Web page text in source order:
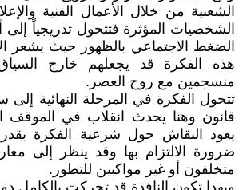
الشعبية من خلال الأعمال الفنية
الشخصيات المؤثرة فتتحول تدريجياً إلى
الضغط الاجتماعي بالظهور حيث يشعر
هذه الفكرة قد يجعلهم خارج
منسجمين مع روح العصر.
تتحول الفكرة في المرحلة النهائية
قانون وهنا يحدث انقلاب في الموقف
يعود النقاش حول شرعية الفكرة
ضرورة الالتزام بها وقد ينظر إلى
متخلفون أو غير مواكبين للتطور.